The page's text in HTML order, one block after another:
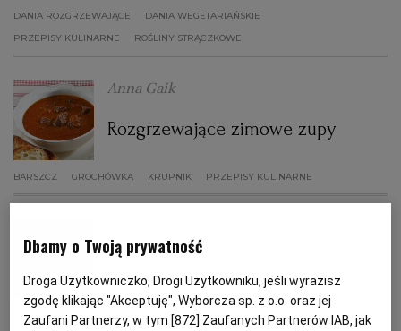
NAPOJE
RYBY
DOMOWE PRZYJĘCIE
KUCHNIA CHIŃSKA
KUCHNIA AMERYKAŃSKA
ZAKUPY
FIT PRZEPISY
PODRÓŻE KULINARNE
NASZE SERWISY
CZĘSTOCHOWA
WOLNA SOBOTA
WYBORCZA.BIZ
DANIA ROZGRZEWAJĄCE
DANIA WEGETARIAŃSKIE
PRZEPISY KULINARNE
ROŚLINY STRĄCZKOWE
Anna Gaik
Rozgrzewające zimowe zupy
BARSZCZ GROCHÓWKA KRUPNIK PRZEPISY KULINARNE
BURAKI DANIA WEGETARIAŃSKIE GULASZ PRZEPISY KULINARNE
Dbamy o Twoją prywatność
Droga Użytkowniczko, Drogi Użytkowniku, jeśli wyrazisz
zgodę klikając "Akceptuję", Wyborcza sp. z o.o. oraz jej
Zaufani Partnerzy, w tym [872] Zaufanych Partnerów IAB, jak